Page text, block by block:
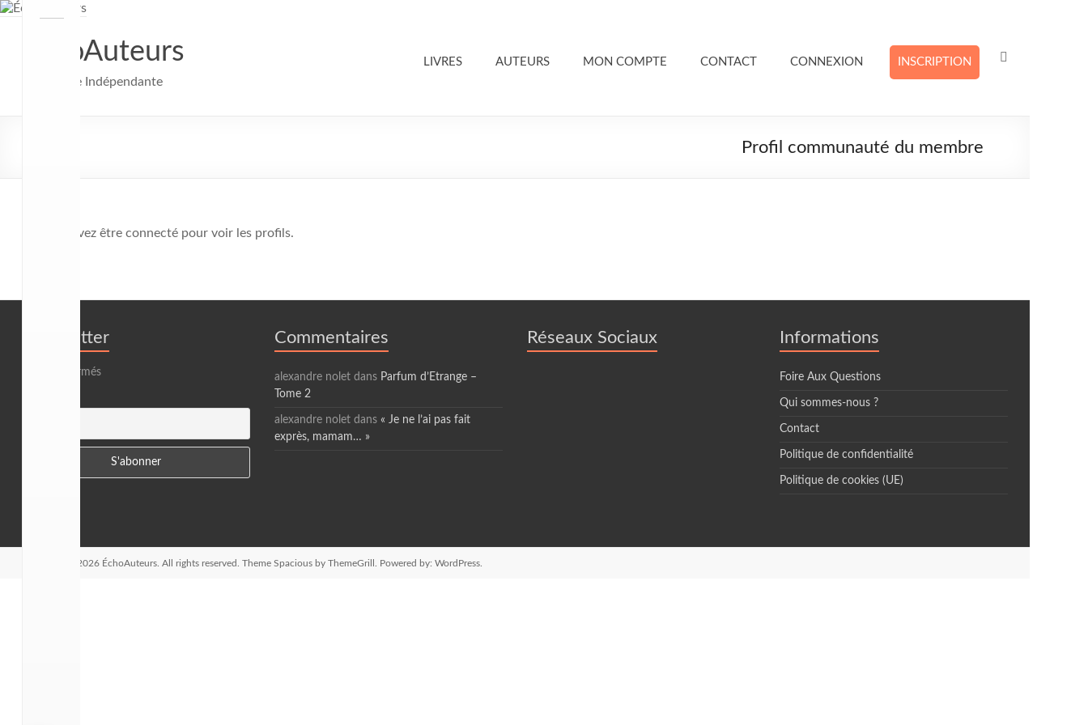
Aller
ÉchoAuteurs
Littérature Indépendante
LIVRES AUTEURS MON COMPTE CONTACT CONNEXION INSCRIPTION
Profil communauté du membre
🔒 Vous devez être connecté pour voir les profils.
Newsletter
Restez informés
Commentaires
alexandre nolet dans Parfum d’Etrange –
Tome 2
alexandre nolet dans « Je ne l’ai pas fait
exprès, mamam… »
Réseaux Sociaux Informations
Foire Aux Questions
Qui sommes-nous ?
Contact
Politique de confidentialité
Politique de cookies (UE)
Copyright © 2026 ÉchoAuteurs . All rights reserved. Theme Spacious by ThemeGrill. Powered by: WordPress